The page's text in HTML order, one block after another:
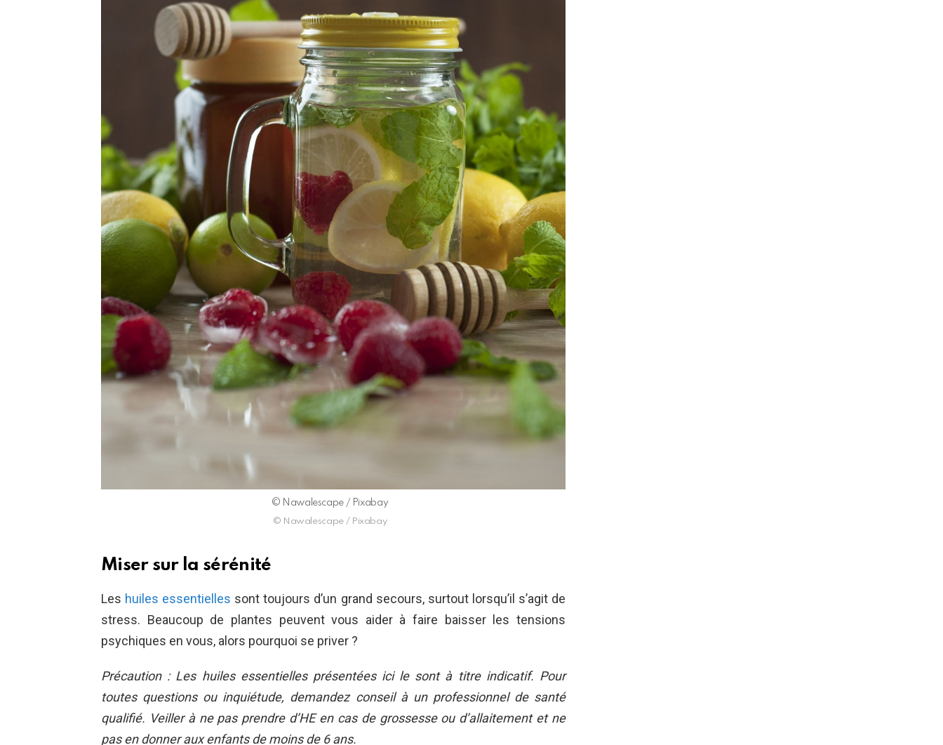
© Nawalescape / Pixabay
© Nawalescape / Pixabay
Miser sur la sérénité
Les huiles essentielles sont toujours d’un grand secours, surtout lorsqu’il s’agit de
stress. Beaucoup de plantes peuvent vous aider à faire baisser les tensions
psychiques en vous, alors pourquoi se priver ?
Précaution : Les huiles essentielles présentées ici le sont à titre indicatif. Pour
toutes questions ou inquiétude, demandez conseil à un professionnel de santé
qualifié. Veiller à ne pas prendre d’HE en cas de grossesse ou d’allaitement et ne
pas en donner aux enfants de moins de 6 ans.